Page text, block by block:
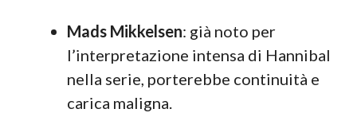
Mads Mikkelsen: già noto per
l’interpretazione intensa di Hannibal
nella serie, porterebbe continuità e
carica maligna.